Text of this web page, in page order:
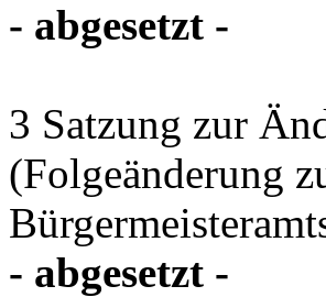
- abgesetzt -
3 Satzung zur
(Folgeänderung
- abgesetzt -